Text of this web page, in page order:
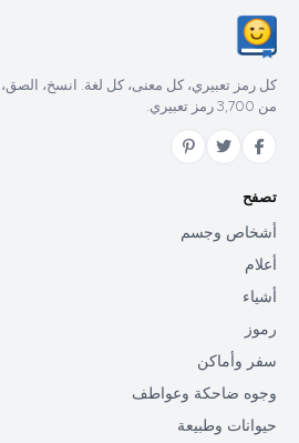
من 3,700 رمز تعبيري.
تصفح
أشخاص وجسم
أعلام
أشياء
رموز
سفر وأماكن
وجوه ضاحكة وعواطف
حيوانات وطبيعة